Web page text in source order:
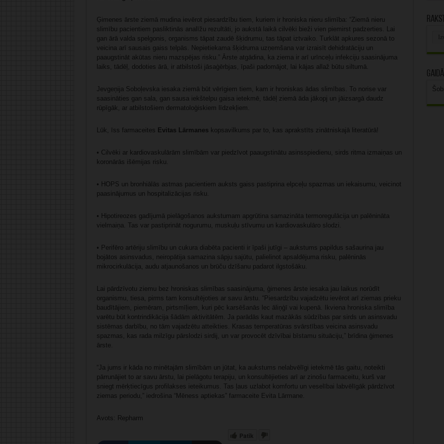
Ģimenes ārste ziemā mudina ievērot piesardzību tiem, kuriem ir hroniska nieru slimība: “Ziemā nieru
slimību pacientiem pasliktinās analīžu rezultāti, jo aukstā laikā cilvēki bieži vien piemirst padzerties. Lai
gan ārā valda spelgonis, organisms tāpat zaudē šķidrumu, tas tāpat iztvaiko. Turklāt apkures sezonā to
veicina arī sausais gaiss telpās. Nepietiekama šķidruma uzņemšana var izraisīt dehidratāciju un
paaugstināt akūtas nieru mazspējas risku.” Ārste atgādina, ka ziema ir arī urīnceļu infekciju saasinājuma
laiks, tādēļ, dodoties ārā, ir atbilstoši jāsaģērbjas, īpaši padomājot, lai kājas allaž būtu siltumā.
Jevgeņija Soboļevska iesaka ziemā būt vērīgiem tiem, kam ir hroniskas ādas slimības. To norise var
saasināties gan sala, gan sausa iekštelpu gaisa ietekmē, tādēļ ziemā āda jākopj un jāizsargā daudz
rūpīgāk, ar atbilstošiem dermatoloģiskiem līdzekļiem.
Lūk, īss farmaceites Evitas Lārmanes kopsavilkums par to, kas aprakstīts zinātniskajā literatūrā!
• Cilvēki ar kardiovaskulārām slimībām var piedzīvot paaugstinātu asinsspiedienu, sirds ritma izmaiņas un
koronārās išēmijas risku.
• HOPS un bronhiālās astmas pacientiem auksts gaiss pastiprina elpceļu spazmas un iekaisumu, veicinot
paasinājumus un hospitalizācijas risku.
• Hipotireozes gadījumā pielāgošanos aukstumam apgrūtina samazināta termoregulācija un palēnināta
vielmaiņa. Tas var pastiprināt nogurumu, muskuļu stīvumu un kardiovaskulāro slodzi.
• Perifēro artēriju slimību un cukura diabēta pacienti ir īpaši jutīgi – aukstums papildus sašaurina jau
bojātos asinsvadus, neiropātija samazina sāpju sajūtu, palielinot apsaldējuma risku, palēninās
mikrocirkulācija, audu atjaunošanos un brūču dzīšanu padarot ilgstošāku.
Lai pārdzīvotu ziemu bez hroniskas slimības saasinājuma, ģimenes ārste iesaka jau laikus norūdīt
organismu, tiesa, pirms tam konsultējoties ar savu ārstu. “Piesardzību vajadzētu ievērot arī ziemas prieku
baudītājiem, piemēram, pirtsmīļiem, kuri pēc karsēšanās lec āliņģī vai kupenā. Ikviena hroniska slimība
varētu būt kontrindikācija šādām aktivitātēm. Ja parādās kaut mazākās sūdzības par sirds un asinsvadu
sistēmas darbību, no tām vajadzētu atteikties. Krasas temperatūras svārstības veicina asinsvadu
spazmas, kas rada milzīgu pārslodzi sirdij, un var provocēt dzīvībai bīstamu situāciju,” brīdina ģimenes
ārste.
“Ja jums ir kāda no minētajām slimībām un jūtat, ka aukstums nelabvēlīgi ietekmē tās gaitu, noteikti
pārrunājiet to ar savu ārstu, lai pielāgotu terapiju, un konsultējieties arī ar zinošu farmaceitu, kurš var
sniegt mērķtiecīgus profilakses ieteikumus. Tas ļaus uzlabot komfortu un veselībai labvēlīgāk pārdzīvot
ziemas periodu,” iedrošina “Mēness aptiekas” farmaceite Evita Lārmane.
Avots: Repharm
Patīk